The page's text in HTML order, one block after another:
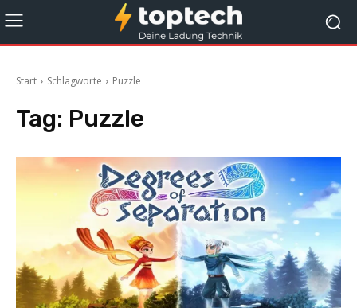
Start Schlagworte Puzzle
Tag: Puzzle